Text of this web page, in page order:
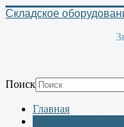
Складское
Поиск
Главная